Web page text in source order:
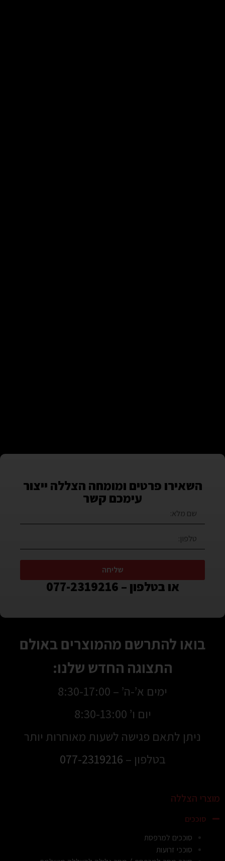
בואו להתרשם מהמוצרים באולם
התצוגה החדש שלנו:
ימים א’-ה’ – 8:30-17:00
יום ו’ 8:30-13:00
ניתן לתאם פגישה לשעות מאוחרות יותר
בטלפון – 077-2319216
השאירו פרטים ומומחה הצללה ייצור
עימכם קשר
שליחה
או בטלפון – 077-2319216
מוצרי הצללה
סוככים
סוככים למרפסת
סוככי זרועות